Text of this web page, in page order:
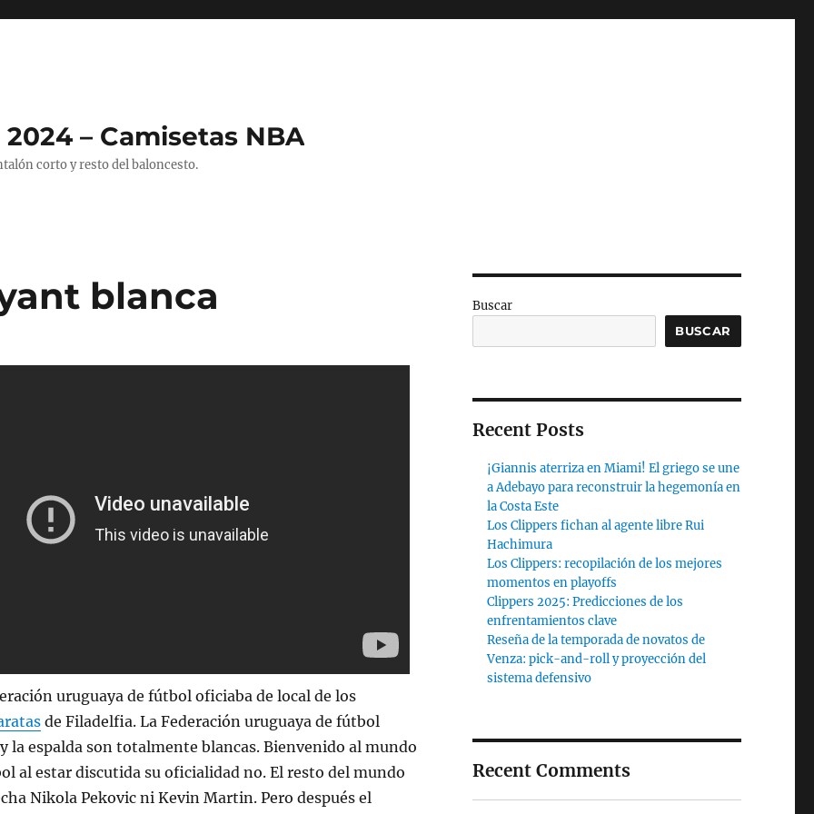
– Camisetas NBA
corto y resto del baloncesto.
blanca
uruguaya de fútbol oficiaba de local de los
de Filadelfia. La Federación uruguaya de fútbol
la espalda son totalmente blancas. Bienvenido al mundo
al estar discutida su oficialidad no. El resto del mundo
Nikola Pekovic ni Kevin Martin. Pero después el
Buscar
BUSCAR
Recent Posts
¡Giannis aterriza en Miami! El griego se une
a Adebayo para reconstruir la hegemonía en
la Costa Este
Los Clippers fichan al agente libre Rui
Hachimura
Los Clippers: recopilación de los mejores
momentos en playoffs
Clippers 2025: Predicciones de los
enfrentamientos clave
Reseña de la temporada de novatos de
Venza: pick-and-roll y proyección del
sistema defensivo
Recent Comments